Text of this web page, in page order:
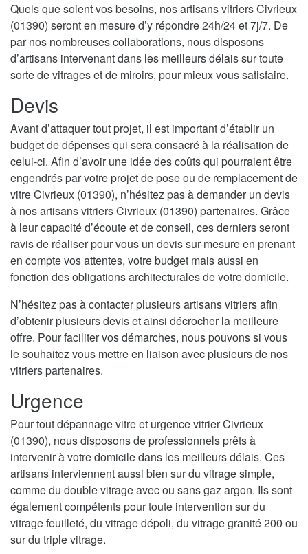
Quels que soient vos besoins, nos artisans vitriers Civrieux
(01390) seront en mesure d’y répondre 24h/24 et 7j/7. De
par nos nombreuses collaborations, nous disposons
d’artisans intervenant dans les meilleurs délais sur toute
sorte de vitrages et de miroirs, pour mieux vous satisfaire.
Devis
Avant d’attaquer tout projet, il est important d’établir un
budget de dépenses qui sera consacré à la réalisation de
celui-ci. Afin d’avoir une idée des coûts qui pourraient être
engendrés par votre projet de pose ou de remplacement de
vitre Civrieux (01390), n’hésitez pas à demander un devis
à nos artisans vitriers Civrieux (01390) partenaires. Grâce
à leur capacité d’écoute et de conseil, ces derniers seront
ravis de réaliser pour vous un devis sur-mesure en prenant
en compte vos attentes, votre budget mais aussi en
fonction des obligations architecturales de votre domicile.
N’hésitez pas à contacter plusieurs artisans vitriers afin
d’obtenir plusieurs devis et ainsi décrocher la meilleure
offre. Pour faciliter vos démarches, nous pouvons si vous
le souhaitez vous mettre en liaison avec plusieurs de nos
vitriers partenaires.
Urgence
Pour tout dépannage vitre et urgence vitrier Civrieux
(01390), nous disposons de professionnels prêts à
intervenir à votre domicile dans les meilleurs délais. Ces
artisans interviennent aussi bien sur du vitrage simple,
comme du double vitrage avec ou sans gaz argon. Ils sont
également compétents pour toute intervention sur du
vitrage feuilleté, du vitrage dépoli, du vitrage granité 200 ou
sur du triple vitrage.